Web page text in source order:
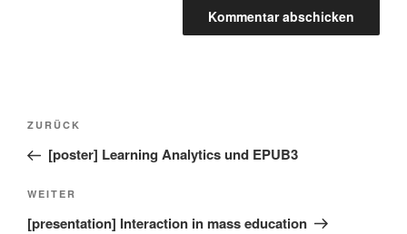
Beitragsnavigation
Vorheriger
Beitrag
ZURÜCK
[poster] Learning Analytics und EPUB3
Nächster
Beitrag
WEITER
[presentation] Interaction in mass education